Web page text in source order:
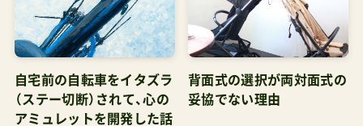
自宅前の自転車をイタズラ
（ステー切断）されて、心の
アミュレットを開発した話
背面式の選択が両対面式の
妥協でない理由